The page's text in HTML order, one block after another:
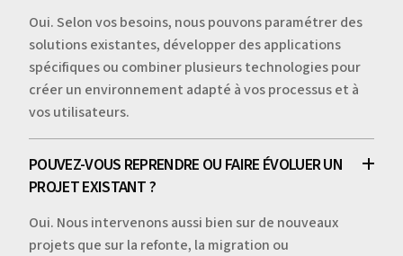
Oui. Selon vos besoins, nous pouvons paramétrer des
solutions existantes, développer des applications
spécifiques ou combiner plusieurs technologies pour
créer un environnement adapté à vos processus et à
vos utilisateurs.
POUVEZ-VOUS REPRENDRE OU FAIRE ÉVOLUER UN
PROJET EXISTANT ?
Oui. Nous intervenons aussi bien sur de nouveaux
projets que sur la refonte, la migration ou